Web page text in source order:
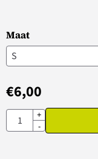
Maat
€6,00
Aantal
+
-